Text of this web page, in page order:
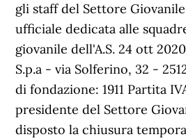
gli staff del Settore
ufficiale dedicata alle
giovanile dell'A.S. 24 ott
S.p.a - via Solferino, 32 -
di fondazione: 1911 Partita
presidente del Settore
disposto la chiusura